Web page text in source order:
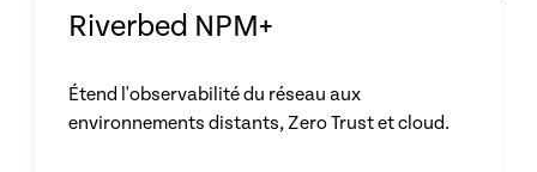
Riverbed NPM+
Étend l'observabilité du réseau aux
environnements distants, Zero Trust et cloud.